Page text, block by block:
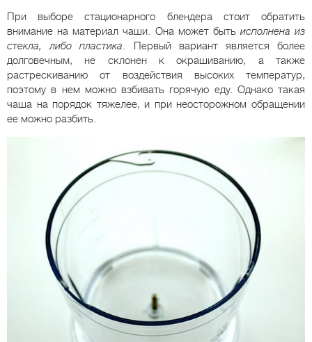
При выборе стационарного блендера стоит обратить
внимание на материал чаши. Она может быть исполнена из
стекла, либо пластика. Первый вариант является более
долговечным, не склонен к окрашиванию, а также
растрескиванию от воздействия высоких температур,
поэтому в нем можно взбивать горячую еду. Однако такая
чаша на порядок тяжелее, и при неосторожном обращении
ее можно разбить.